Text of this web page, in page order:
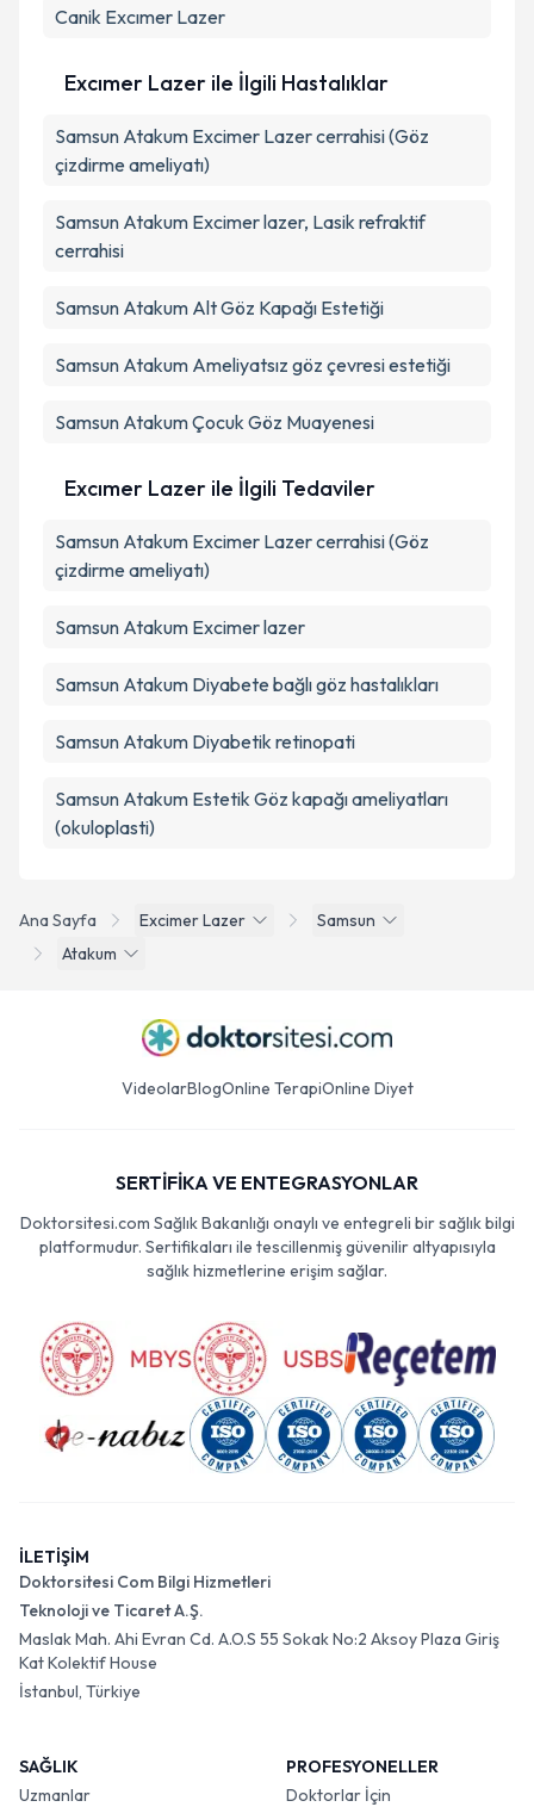
Ana Sayfa Excimer Lazer
Samsun
Atakum
Canik Excımer Lazer
Excımer Lazer ile İlgili Hastalıklar
Samsun Atakum Excimer Lazer cerrahisi (Göz
çizdirme ameliyatı)
Samsun Atakum Excimer lazer, Lasik refraktif
cerrahisi
Samsun Atakum Alt Göz Kapağı Estetiği
Samsun Atakum Ameliyatsız göz çevresi estetiği
Samsun Atakum Çocuk Göz Muayenesi
Excımer Lazer ile İlgili Tedaviler
Samsun Atakum Excimer Lazer cerrahisi (Göz
çizdirme ameliyatı)
Samsun Atakum Excimer lazer
Samsun Atakum Diyabete bağlı göz hastalıkları
Samsun Atakum Diyabetik retinopati
Samsun Atakum Estetik Göz kapağı ameliyatları
(okuloplasti)
VideolarBlogOnline TerapiOnline Diyet
SERTİFİKA VE ENTEGRASYONLAR
Doktorsitesi.com Sağlık Bakanlığı onaylı ve entegreli bir sağlık bilgi
platformudur. Sertifikaları ile tescillenmiş güvenilir altyapısıyla
sağlık hizmetlerine erişim sağlar.
İLETİŞİM
Doktorsitesi Com Bilgi Hizmetleri
Teknoloji ve Ticaret A.Ş.
Maslak Mah. Ahi Evran Cd. A.O.S 55 Sokak No:2 Aksoy Plaza Giriş
Kat Kolektif House
İstanbul, Türkiye
SAĞLIK
Uzmanlar
PROFESYONELLER
Doktorlar İçin